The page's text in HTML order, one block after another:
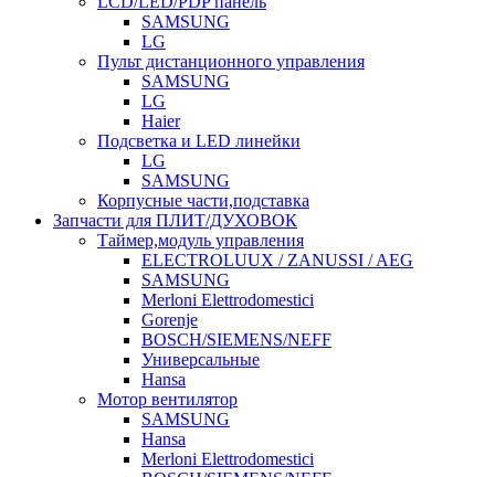
SAMSUNG
LG
Пульт дистанционного управления
SAMSUNG
LG
Haier
Подсветка и LED линейки
LG
SAMSUNG
Корпусные части,подставка
Запчасти для ПЛИТ/ДУХОВОК
Таймер,модуль управления
ELECTROLUUX / ZANUSSI / AEG
SAMSUNG
Merloni Elettrodomestici
Gorenje
BOSCH/SIEMENS/NEFF
Универсальные
Hansa
Мотор вентилятор
SAMSUNG
Hansa
Merloni Elettrodomestici